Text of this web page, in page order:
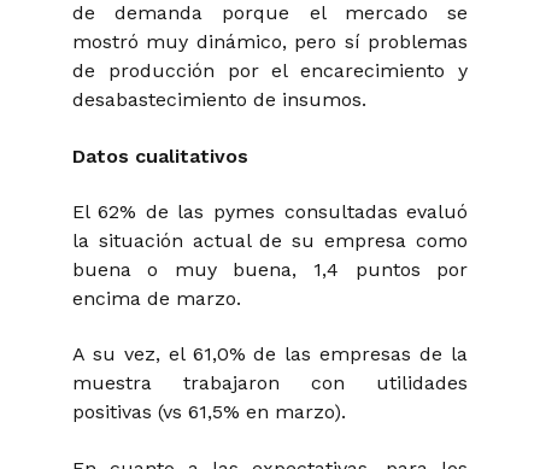
de demanda porque el mercado se
mostró muy dinámico, pero sí problemas
de producción por el encarecimiento y
desabastecimiento de insumos.
Datos cualitativos
El 62% de las pymes consultadas evaluó
la situación actual de su empresa como
buena o muy buena, 1,4 puntos por
encima de marzo.
A su vez, el 61,0% de las empresas de la
muestra trabajaron con utilidades
positivas (vs 61,5% en marzo).